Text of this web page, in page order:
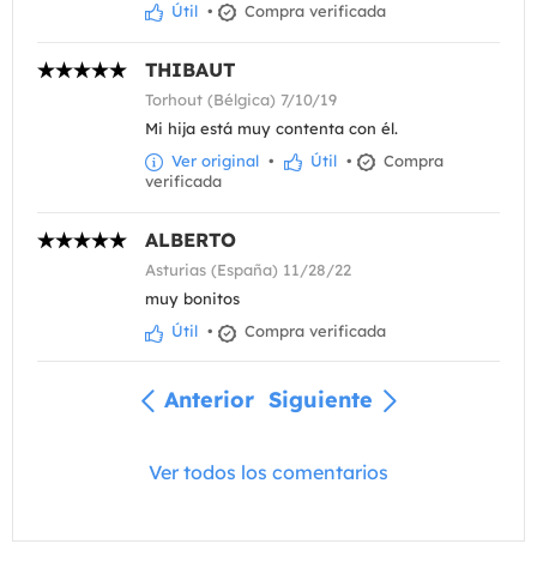
Útil • Compra verificada
THIBAUT
Torhout (Bélgica) 7/10/19
Mi hija está muy contenta con él.
Ver original • Útil •
Compra
verificada
ALBERTO
Asturias (España) 11/28/22
muy bonitos
Útil • Compra verificada
Anterior Siguiente
Ver todos los comentarios